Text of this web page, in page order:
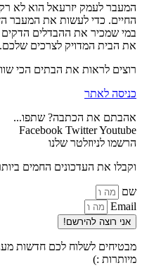
המעבר לעמק יזרעאל הוא לא רק
החיים. כדי לעשות את המעבר
במי שמכיר את ההבדלים הדקים
את הבית המדויק לצרכים שלכם.
רוצים לראות את הבתים הכי
כניסה לאתר
אהבתם את הכתבה? שתפו...
Facebook TwitterYoutube
הרשמו לניוזלטר שלנו
וקבלו את העדכונים החמים
שם
Email
אני רוצה להירשם!
מבטיחים לשלוח לכם חדשות
מיותרות :)